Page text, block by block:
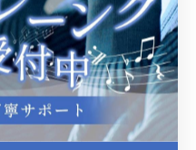
す。
証を繰り返すことで、自
るかを深く理解できま
る点や改善点をノート
に自然な表現力が身につ